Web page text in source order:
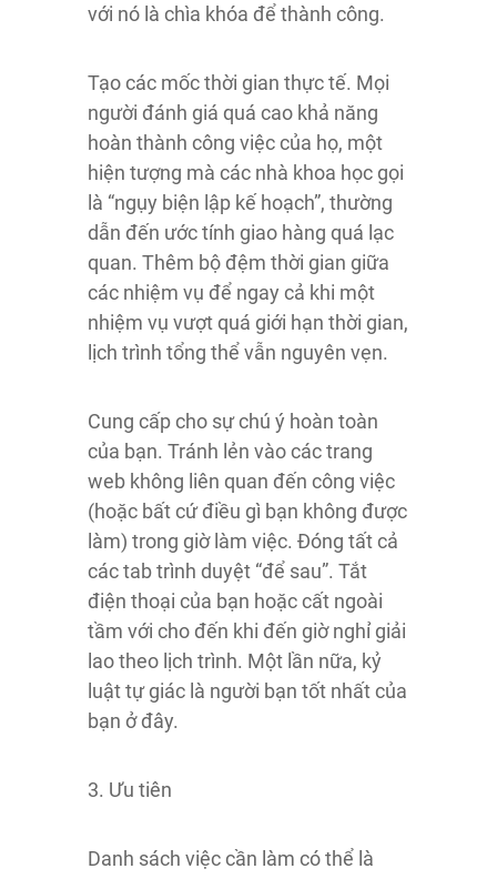
với nó là chìa khóa để thành công.
Tạo các mốc thời gian thực tế. Mọi
người đánh giá quá cao khả năng
hoàn thành công việc của họ, một
hiện tượng mà các nhà khoa học gọi
là “ngụy biện lập kế hoạch”, thường
dẫn đến ước tính giao hàng quá lạc
quan. Thêm bộ đệm thời gian giữa
các nhiệm vụ để ngay cả khi một
nhiệm vụ vượt quá giới hạn thời gian,
lịch trình tổng thể vẫn nguyên vẹn.
Cung cấp cho sự chú ý hoàn toàn
của bạn. Tránh lẻn vào các trang
web không liên quan đến công việc
(hoặc bất cứ điều gì bạn không được
làm) trong giờ làm việc. Đóng tất cả
các tab trình duyệt “để sau”. Tắt
điện thoại của bạn hoặc cất ngoài
tầm với cho đến khi đến giờ nghỉ giải
lao theo lịch trình. Một lần nữa, kỷ
luật tự giác là người bạn tốt nhất của
bạn ở đây.
3. Ưu tiên
Danh sách việc cần làm có thể là